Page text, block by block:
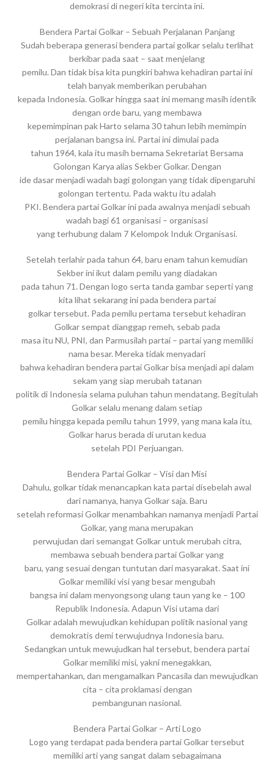
demokrasi di negeri kita tercinta ini.
Bendera Partai Golkar – Sebuah Perjalanan Panjang
Sudah beberapa generasi bendera partai golkar selalu terlihat
berkibar pada saat – saat menjelang
pemilu. Dan tidak bisa kita pungkiri bahwa kehadiran partai ini
telah banyak memberikan perubahan
kepada Indonesia. Golkar hingga saat ini memang masih identik
dengan orde baru, yang membawa
kepemimpinan pak Harto selama 30 tahun lebih memimpin
perjalanan bangsa ini. Partai ini dimulai pada
tahun 1964, kala itu masih bernama Sekretariat Bersama
Golongan Karya alias Sekber Golkar. Dengan
ide dasar menjadi wadah bagi golongan yang tidak dipengaruhi
golongan tertentu. Pada waktu itu adalah
PKI. Bendera partai Golkar ini pada awalnya menjadi sebuah
wadah bagi 61 organisasi – organisasi
yang terhubung dalam 7 Kelompok Induk Organisasi.
Setelah terlahir pada tahun 64, baru enam tahun kemudian
Sekber ini ikut dalam pemilu yang diadakan
pada tahun 71. Dengan logo serta tanda gambar seperti yang
kita lihat sekarang ini pada bendera partai
golkar tersebut. Pada pemilu pertama tersebut kehadiran
Golkar sempat dianggap remeh, sebab pada
masa itu NU, PNI, dan Parmusilah partai – partai yang memiliki
nama besar. Mereka tidak menyadari
bahwa kehadiran bendera partai Golkar bisa menjadi api dalam
sekam yang siap merubah tatanan
politik di Indonesia selama puluhan tahun mendatang. Begitulah
Golkar selalu menang dalam setiap
pemilu hingga kepada pemilu tahun 1999, yang mana kala itu,
Golkar harus berada di urutan kedua
setelah PDI Perjuangan.
Bendera Partai Golkar – Visi dan Misi
Dahulu, golkar tidak menancapkan kata partai disebelah awal
dari namanya, hanya Golkar saja. Baru
setelah reformasi Golkar menambahkan namanya menjadi Partai
Golkar, yang mana merupakan
perwujudan dari semangat Golkar untuk merubah citra,
membawa sebuah bendera partai Golkar yang
baru, yang sesuai dengan tuntutan dari masyarakat. Saat ini
Golkar memiliki visi yang besar mengubah
bangsa ini dalam menyongsong ulang taun yang ke – 100
Republik Indonesia. Adapun Visi utama dari
Golkar adalah mewujudkan kehidupan politik nasional yang
demokratis demi terwujudnya Indonesia baru.
Sedangkan untuk mewujudkan hal tersebut, bendera partai
Golkar memiliki misi, yakni menegakkan,
mempertahankan, dan mengamalkan Pancasila dan mewujudkan
cita – cita proklamasi dengan
pembangunan nasional.
Bendera Partai Golkar – Arti Logo
Logo yang terdapat pada bendera partai Golkar tersebut
memiliki arti yang sangat dalam sebagaimana